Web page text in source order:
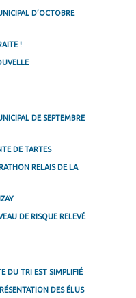
D’OCTOBRE
!
DE SEPTEMBRE
DE TARTES
RELAIS DE LA
DE RISQUE RELEVÉ
DU TRI EST SIMPLIFIÉ
DES ÉLUS